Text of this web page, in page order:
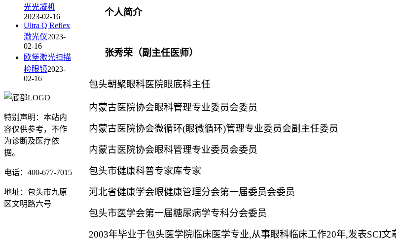
个人简介
张秀荣（副主任医师）
包头朝聚眼科医院眼底科主任
内蒙古医院协会眼科管理专业委员会委员
内蒙古医院协会微循环(眼微循环)管理专业委员会副主任委员
内蒙古医院协会眼科管理专业委员会委员
包头市健康科普专家库专家
河北省健康学会眼健康管理分会第一届委员会委员
包头市医学会第一届糖尿病学专科分会委员
2003年毕业于包头医学院临床医学专业,从事眼科临床工作20年,发表SCI
光光凝机
2023-02-16
Ultra Q Reflex
激光仪2023-
02-16
欧堡激光扫描
检眼镜2023-
02-16
特别声明：本站内
容仅供参考，不作
为诊断及医疗依
据。
电话：400-677-7015
地址：包头市九原
区文明路六号